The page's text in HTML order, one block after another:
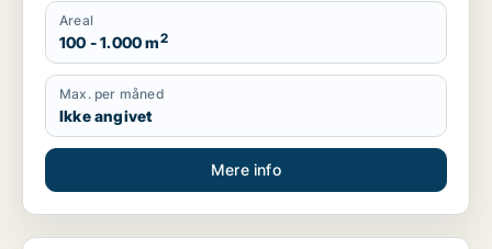
Areal
100 - 1.000 m2
Max. per måned
Ikke angivet
Mere info